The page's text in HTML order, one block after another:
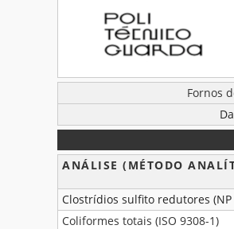
(28)
–
Maio
2025
ANÁLISES
Fornos
Parâmetros
ANÁLISE (MÉTODO
Clostrídios sulfito redutores (NP
Coliformes totais (ISO 9308-1)